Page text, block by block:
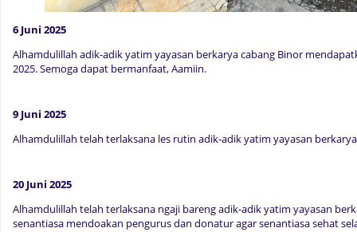
6 Juni 2025
Alhamdulillah adik-adik yatim yayasan berkarya cabang Binor
2025. Semoga dapat bermanfaat, Aamiin.
9 Juni 2025
Alhamdulillah telah terlaksana les rutin adik-adik yatim yayasan
20 Juni 2025
Alhamdulillah telah terlaksana ngaji bareng adik-adik yatim yayasan
senantiasa mendoakan pengurus dan donatur agar senantiasa sehat